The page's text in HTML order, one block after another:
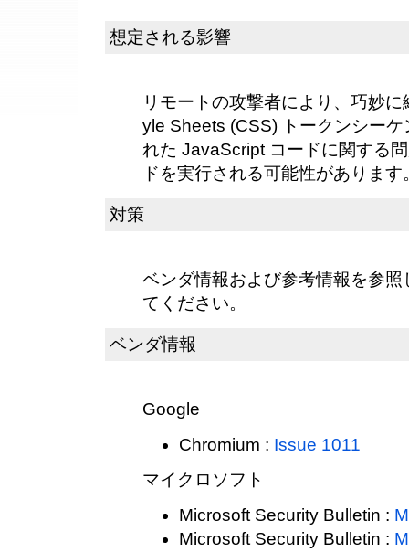
想定される影響
リモートの攻撃者により、巧妙
yle Sheets (CSS) トークンシー
れた JavaScript コードに関する
ドを実行される可能性があります
対策
ベンダ情報および参考情報を参
てください。
ベンダ情報
Google
Chromium : Issue 1011
マイクロソフト
Microsoft Security Bulletin :
Microsoft Security Bulletin :